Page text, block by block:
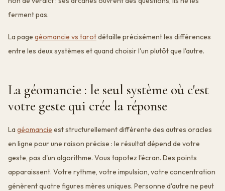
ferment pas.
La page géomancie vs tarotdétaille précisément les différences
entre les deux systèmes et quand choisir l'un plutôt que l'autre.
La géomancie : le seul système où c'est
votre geste qui crée la réponse
La géomancie est structurellement différente des autres oracles
en ligne pour une raison précise : le résultat dépend de votre
geste, pas d'un algorithme. Vous tapotez l'écran. Des points
apparaissent. Votre rythme, votre impulsion, votre concentration
génèrent quatre figures mères uniques. Personne d'autre ne peut